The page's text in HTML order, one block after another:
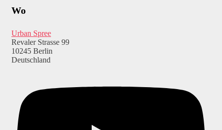
Wo
Urban Spree
Revaler Strasse 99
10245 Berlin
Deutschland